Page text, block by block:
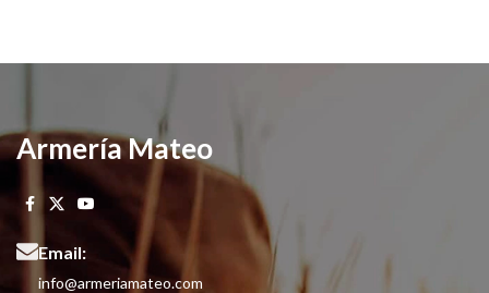
Armería Mateo
Email:
info@armeriamateo.com